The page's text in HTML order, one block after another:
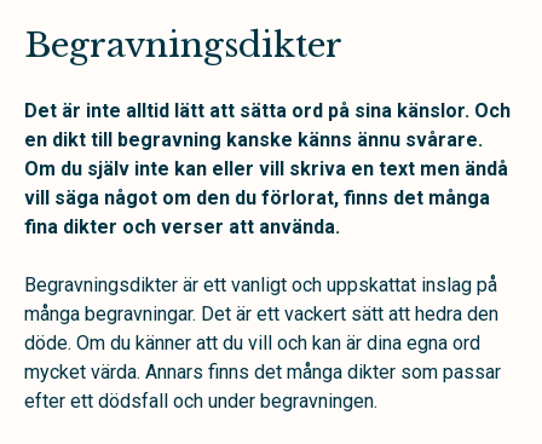
Begravningsdikter
Det är inte alltid lätt att sätta ord på sina känslor. Och
en dikt till begravning kanske känns ännu svårare.
Om du själv inte kan eller vill skriva en text men ändå
vill säga något om den du förlorat, finns det många
fina dikter och verser att använda.
Begravningsdikter är ett vanligt och uppskattat inslag på
många begravningar. Det är ett vackert sätt att hedra den
döde. Om du känner att du vill och kan är dina egna ord
mycket värda. Annars finns det många dikter som passar
efter ett dödsfall och under begravningen.